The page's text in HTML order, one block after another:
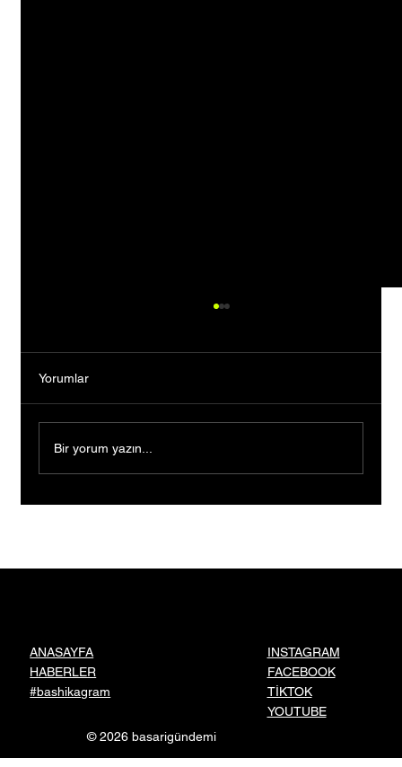
Yorumlar
Bir yorum yazın...
ANASAYFA
HABERLER
#bashikagram
INSTAGRAM
FACEBOOK
TİKTOK
YOUTUBE
© 2026 basarigündemi